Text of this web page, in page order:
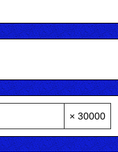
× 30000